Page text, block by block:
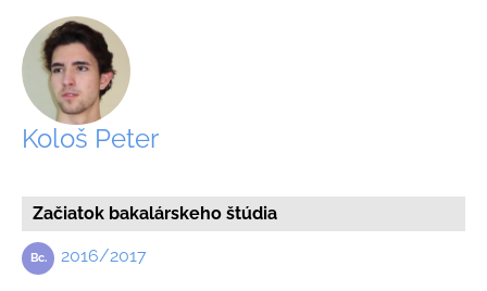
Kološ Peter
Začiatok bakalárskeho štúdia
2016/2017